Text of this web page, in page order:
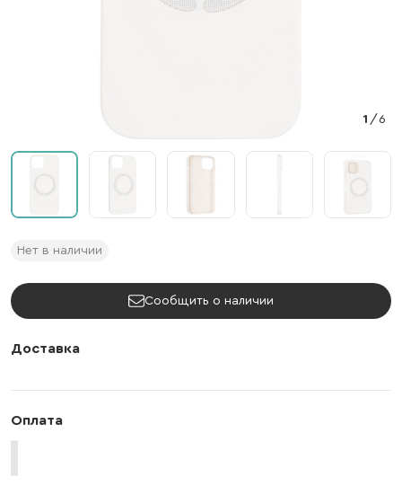
1 / 6
Нет в наличии
Сообщить о наличии
Доставка
Оплата